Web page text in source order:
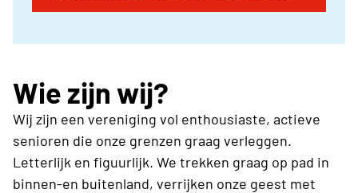
Wie zijn wij?
Wij zijn een vereniging vol enthousiaste, actieve
senioren die onze grenzen graag verleggen.
Letterlijk en figuurlijk. We trekken graag op pad in
binnen-en buitenland, verrijken onze geest met